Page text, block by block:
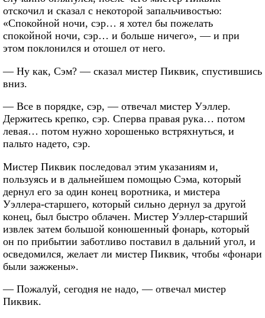
отскочил и сказал с некоторой запальчивостью:
«Спокойной ночи, сэр… я хотел бы пожелать
спокойной ночи, сэр… и больше ничего», — и при
этом поклонился и отошел от него.
— Ну как, Сэм? — сказал мистер Пиквик, спустившись
вниз.
— Все в порядке, сэр, — отвечал мистер Уэллер.
Держитесь крепко, сэр. Сперва правая рука… потом
левая… потом нужно хорошенько встряхнуться, и
пальто надето, сэр.
Мистер Пиквик последовал этим указаниям и,
пользуясь и в дальнейшем помощью Сэма, который
дернул его за один конец воротника, и мистера
Уэллера-старшего, который сильно дернул за другой
конец, был быстро облачен. Мистер Уэллер-старший
извлек затем большой конюшенный фонарь, который
он по прибытии заботливо поставил в дальний угол, и
осведомился, желает ли мистер Пиквик, чтобы «фонари
были зажжены».
— Пожалуй, сегодня не надо, — отвечал мистер
Пиквик.